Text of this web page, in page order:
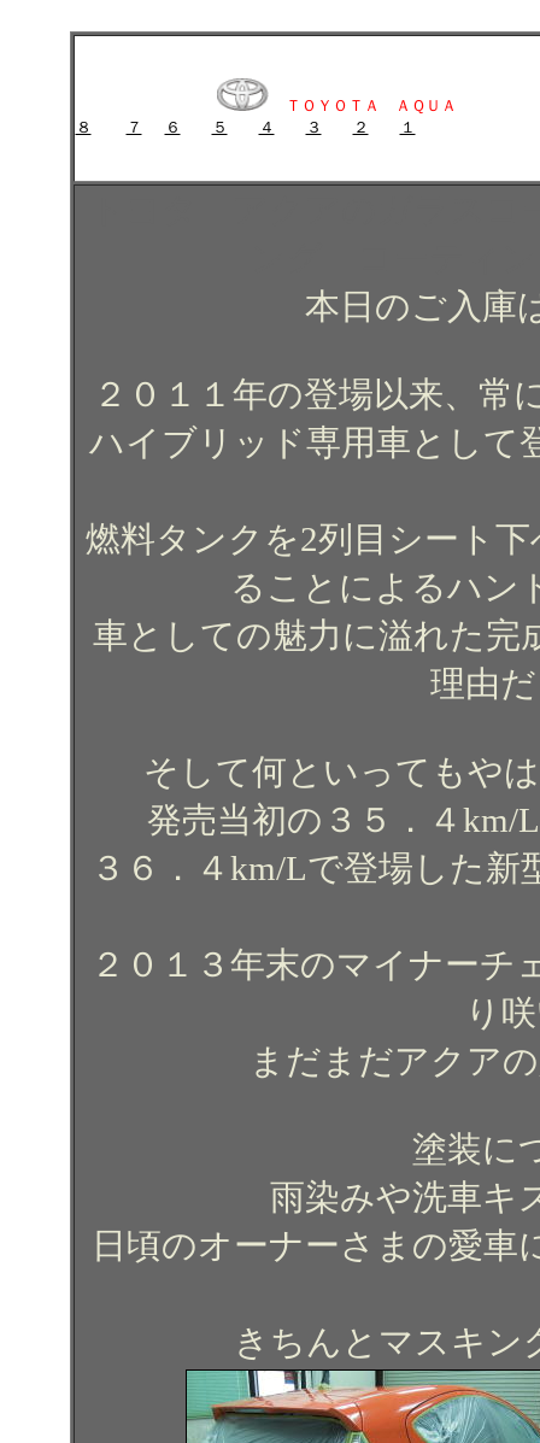
ＴＯＹＯＴＡ ＡＱＵＡ
８
７ ６ ５ ４ ３ ２
１
本日のご入
２０１１年の登場以来、
ハイブリッド専用車として
燃料タンクを2列目シート
ることによるハン
車としての魅力に溢れた完
理由
そして何といってもや
発売当初の３５．４km/
３６．４km/Lで登場した
２０１３年末のマイナーチ
り
まだまだアクア
塗装に
雨染みや洗車キ
日頃のオーナーさまの愛
きちんとマスキン